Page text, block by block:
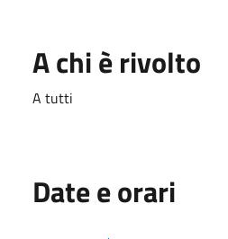
A chi è rivolto
A tutti
Date e orari